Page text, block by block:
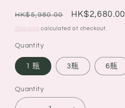
Regular
price
HK$5,980.00
Sale
price
HK$2,680.00
Shipping calculated at checkout.
Quantity
1 瓶 3瓶 6瓶
Quantity
Quantity